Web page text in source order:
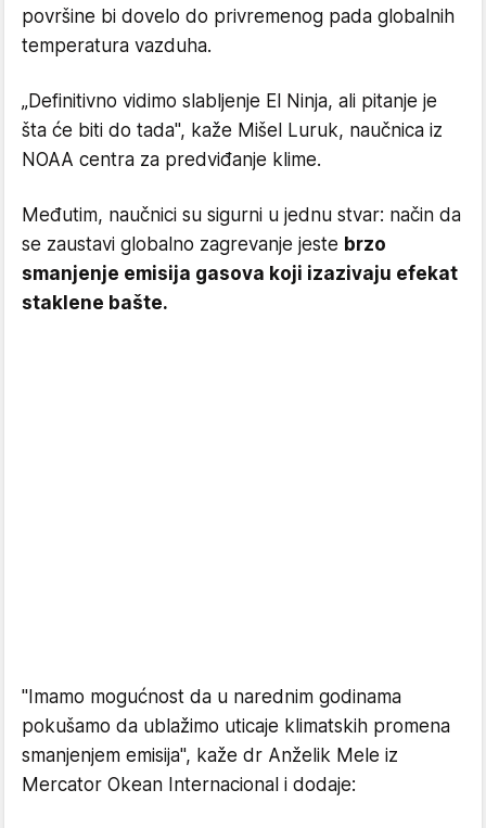
površine bi dovelo do privremenog pada globalnih
temperatura vazduha.
„Definitivno vidimo slabljenje El Ninja, ali pitanje je
šta će biti do tada", kaže Mišel Luruk, naučnica iz
NOAA centra za predviđanje klime.
Međutim, naučnici su sigurni u jednu stvar: način da
se zaustavi globalno zagrevanje jeste brzo
smanjenje emisija gasova koji izazivaju efekat
staklene bašte.
"Imamo mogućnost da u narednim godinama
pokušamo da ublažimo uticaje klimatskih promena
smanjenjem emisija", kaže dr Anželik Mele iz
Mercator Okean Internacional i dodaje: